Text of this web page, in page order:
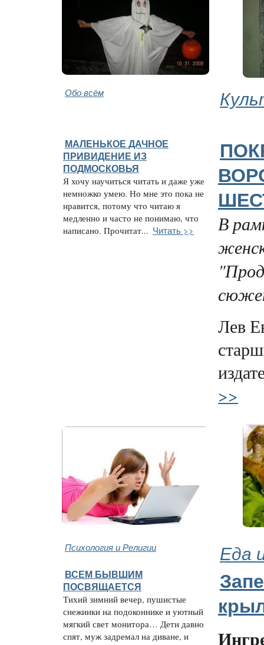
Обо всём
МАЛЕНЬКОЕ ДАЧНОЕ
ПРИВИДЕНИЕ ИЗ
ПОДМОСКОВЬЯ
Я хочу научиться читать и даже уже
немножко умею. Но мне это пока не
нравится, потому что читаю я
медленно и часто не понимаю, что
написано. Прочитат... Читать >>
В
Лев
>>
Психология и Религии Еда
ВСЕМ БЫВШИМ
ПОСВЯЩАЕТСЯ
Тихий зимний вечер, пушистые
снежинки на подоконнике и уютный
мягкий свет монитора… Дети давно
спят, муж задремал на диване, и